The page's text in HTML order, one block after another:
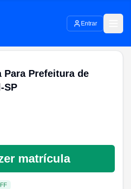
Entrar
Para Prefeitura de
SP
matrícula